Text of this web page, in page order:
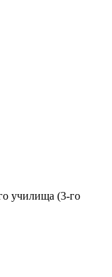
училища (3-го